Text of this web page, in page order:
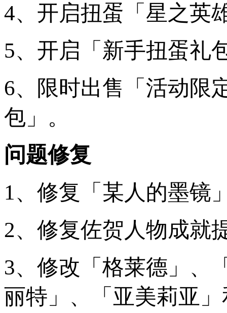
4、开启扭蛋「星之英
5、开启「新手扭蛋礼
6、限时出售「活动限
包」。
问题修复
1、修复「某人的墨镜
2、修复佐贺人物成就
3、修改「格莱德」、
丽特」、「亚美莉亚